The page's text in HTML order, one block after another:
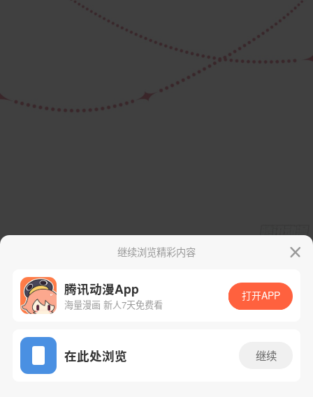
App免费看
继续浏览精彩内容
腾讯动漫App
海量漫画 新人7天免费看
打开APP
在此处浏览 继续